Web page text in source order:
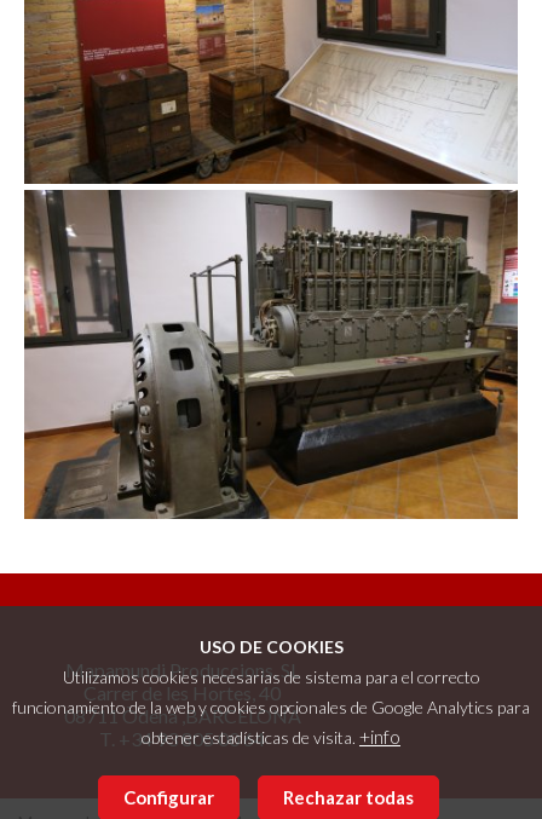
USO DE COOKIES
Utilizamos cookies necesarias de sistema para el correcto
funcionamiento de la web y cookies opcionales de Google Analytics para
obtener estadísticas de visita. +info
Configurar Rechazar todas
Fàbrica Rogelio Rojo de Masquefa
Mapamundi Produccions, SL
Carrer de les Hortes, 40
08711 Òdena ,BARCELONA
T. +34 93 805 00 64